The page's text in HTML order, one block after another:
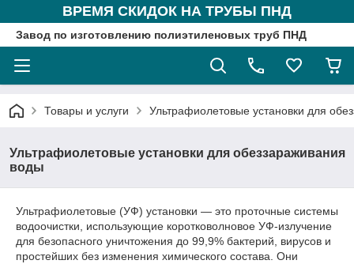
ВРЕМЯ СКИДОК НА ТРУБЫ ПНД
Завод по изготовлению полиэтиленовых труб ПНД
Товары и услуги Ультрафиолетовые установки для
Ультрафиолетовые установки для обеззараживания
воды
Ультрафиолетовые (УФ) установки — это проточные системы
водоочистки, использующие коротковолновое УФ-излучение
для безопасного уничтожения до 99,9% бактерий, вирусов и
простейших без изменения химического состава. Они